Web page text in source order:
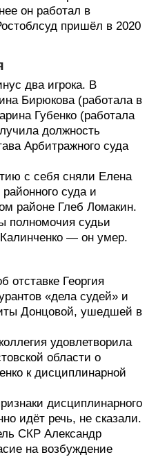
он работал в
пришёл в 2020
два игрока. В
Бирюкова (работала в
Губенко (работала
должность
Арбитражного суда
с себя сняли Елена
суда и
районе Глеб Ломакин.
полномочия судьи
Калинченко — он умер.
отставке Георгия
«дела судей» и
Донцовой, ушедшей в
удовлетворила
области о
к дисциплинарной
дисциплинарного
идёт речь, не сказали.
СКР Александр
на возбуждение